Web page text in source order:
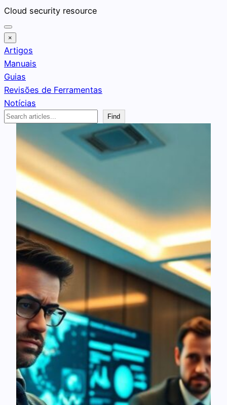
Pular
para
o
conteúdo
Cloud security resource
×
Artigos
Manuais
Guias
Revisões de Ferramentas
Notícias
Search
Find